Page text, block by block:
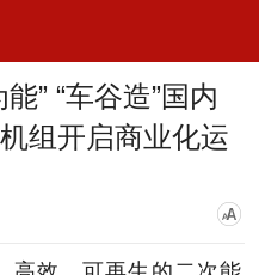
” “车谷造”国内
组开启商业化运